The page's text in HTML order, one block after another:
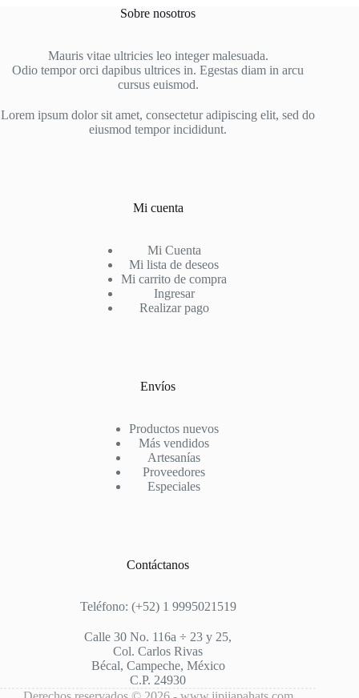
Sobre nosotros
Mauris vitae ultricies leo integer malesuada.
Odio tempor orci dapibus ultrices in. Egestas diam in arcu
cursus euismod.
Lorem ipsum dolor sit amet, consectetur adipiscing elit, sed do
eiusmod tempor incididunt.
Mi cuenta
Mi Cuenta
Mi lista de deseos
Mi carrito de compra
Ingresar
Realizar pago
Envíos
Productos nuevos
Más vendidos
Artesanías
Proveedores
Especiales
Contáctanos
Teléfono: (+52) 1 9995021519
Calle 30 No. 116a ÷ 23 y 25,
Col. Carlos Rivas
Bécal, Campeche, México
C.P. 24930